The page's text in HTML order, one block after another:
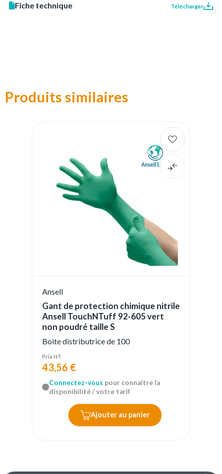
Fiche technique Télécharger
Produits similaires
Ansell
Gant de protection chimique nitrile
Ansell TouchNTuff 92-605 vert
non poudré taille S
Boite distributrice de 100
Prix HT
43,56 €
Connectez-vous pour connaître la
disponibilité / votre tarif
Ajouter au panier